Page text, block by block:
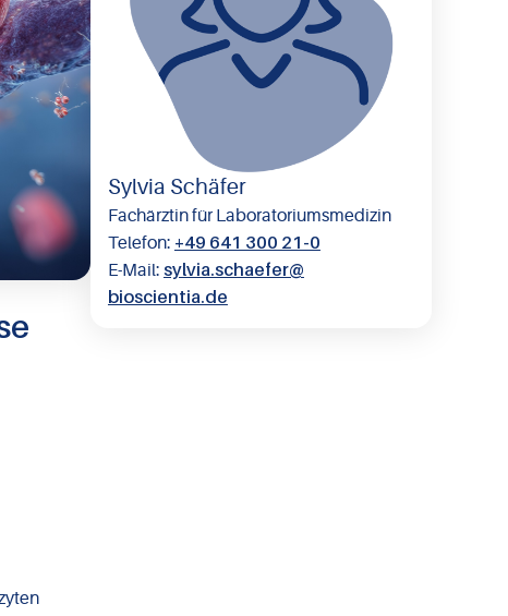
Sylvia Schäfer
Fachärztin für Laboratoriumsmedizin
Telefon: +49 641 300 21-0
E-Mail: sylvia.schaefer@​
bioscientia.de